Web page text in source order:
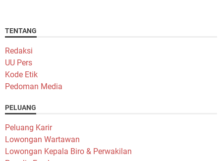
TENTANG
Redaksi
UU Pers
Kode Etik
Pedoman Media
PELUANG
Peluang Karir
Lowongan Wartawan
Lowongan Kepala Biro & Perwakilan